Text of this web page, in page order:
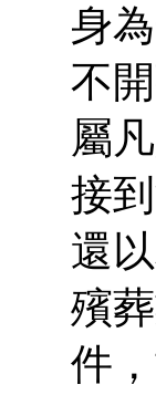
身
不
屬
接
還
殯
件